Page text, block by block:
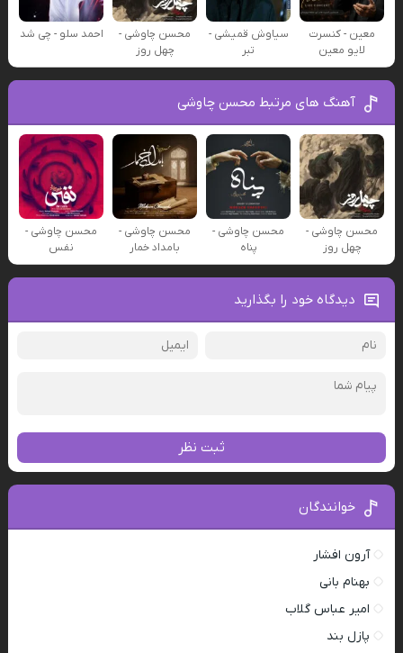
معین - کنسرت
لایو معین
سیاوش قمیشی -
تبر
محسن چاوشی -
چهل روز
احمد سلو - چی شد
آهنگ های مرتبط محسن چاوشی
محسن چاوشی -
چهل روز
محسن چاوشی -
پناه
محسن چاوشی -
بامداد خمار
محسن چاوشی -
نفس
دیدگاه خود را بگذارید
ثبت نظر
خوانندگان
آرون افشار
بهنام بانی
امیر عباس گلاب
پازل بند